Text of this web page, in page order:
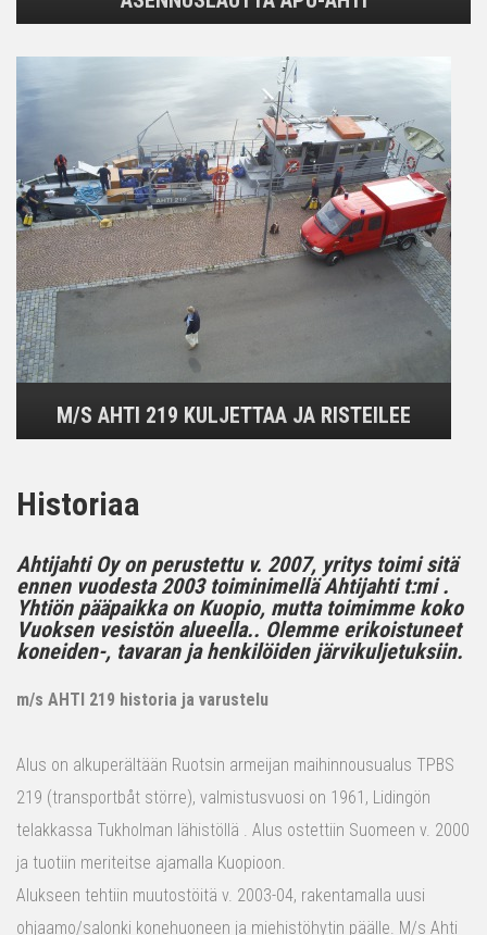
M/S AHTI 219 KULJETTAA JA RISTEILEE
Historiaa
Ahtijahti Oy on perustettu v. 2007, yritys toimi sitä
ennen vuodesta 2003 toiminimellä Ahtijahti t:mi .
Yhtiön pääpaikka on Kuopio, mutta toimimme koko
Vuoksen vesistön alueella.. Olemme erikoistuneet
koneiden-, tavaran ja henkilöiden järvikuljetuksiin.
m/s AHTI 219 historia ja varustelu
Alus on alkuperältään Ruotsin armeijan maihinnousualus TPBS
219 (transportbåt större), valmistusvuosi on 1961, Lidingön
telakkassa Tukholman lähistöllä . Alus ostettiin Suomeen v. 2000
ja tuotiin meriteitse ajamalla Kuopioon.
Alukseen tehtiin muutostöitä v. 2003-04, rakentamalla uusi
ohjaamo/salonki konehuoneen ja miehistöhytin päälle. M/s Ahti